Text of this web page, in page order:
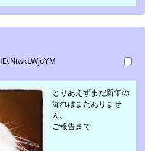
ID:NtwkLWjoYM
とりあえずまだ新年の
漏れはまだありませ
ん。
ご報告まで